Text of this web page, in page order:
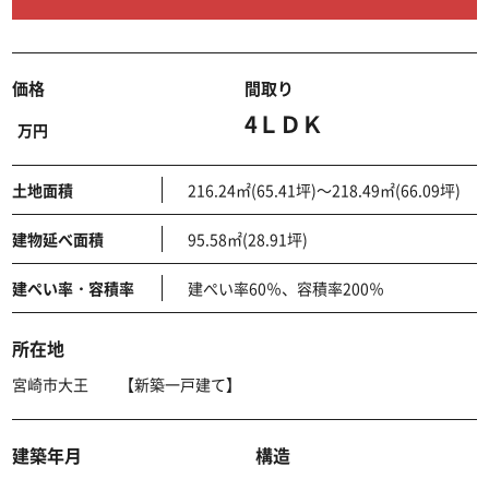
価格
万円
間取り
4ＬＤＫ
土地面積 216.24㎡(65.41坪)～218.49㎡(66.09坪)
建物延べ面積 95.58㎡(28.91坪)
建ぺい率・容積率 建ぺい率60％、容積率200％
所在地
宮崎市大王 【新築一戸建て】
建築年月 構造